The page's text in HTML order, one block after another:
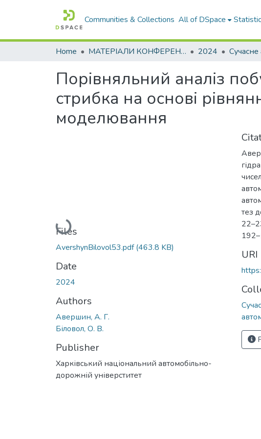
Communities & Collections All of DSpace
Home МАТЕРІАЛИ КОНФЕРЕНЦІЙ 2024
Порівняльний аналіз
стрибка на основі
моделювання
Loading...
Files
AvershynBilovol53.pdf(463.8 KB)
Date
2024
Authors
Авершин, А. Г.
Біловол, О. В.
Publisher
Харківський національний автомобільно-
дорожній універститет
тез
URI